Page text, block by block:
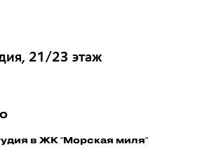
21/23 этаж
в ЖК "Морская миля"